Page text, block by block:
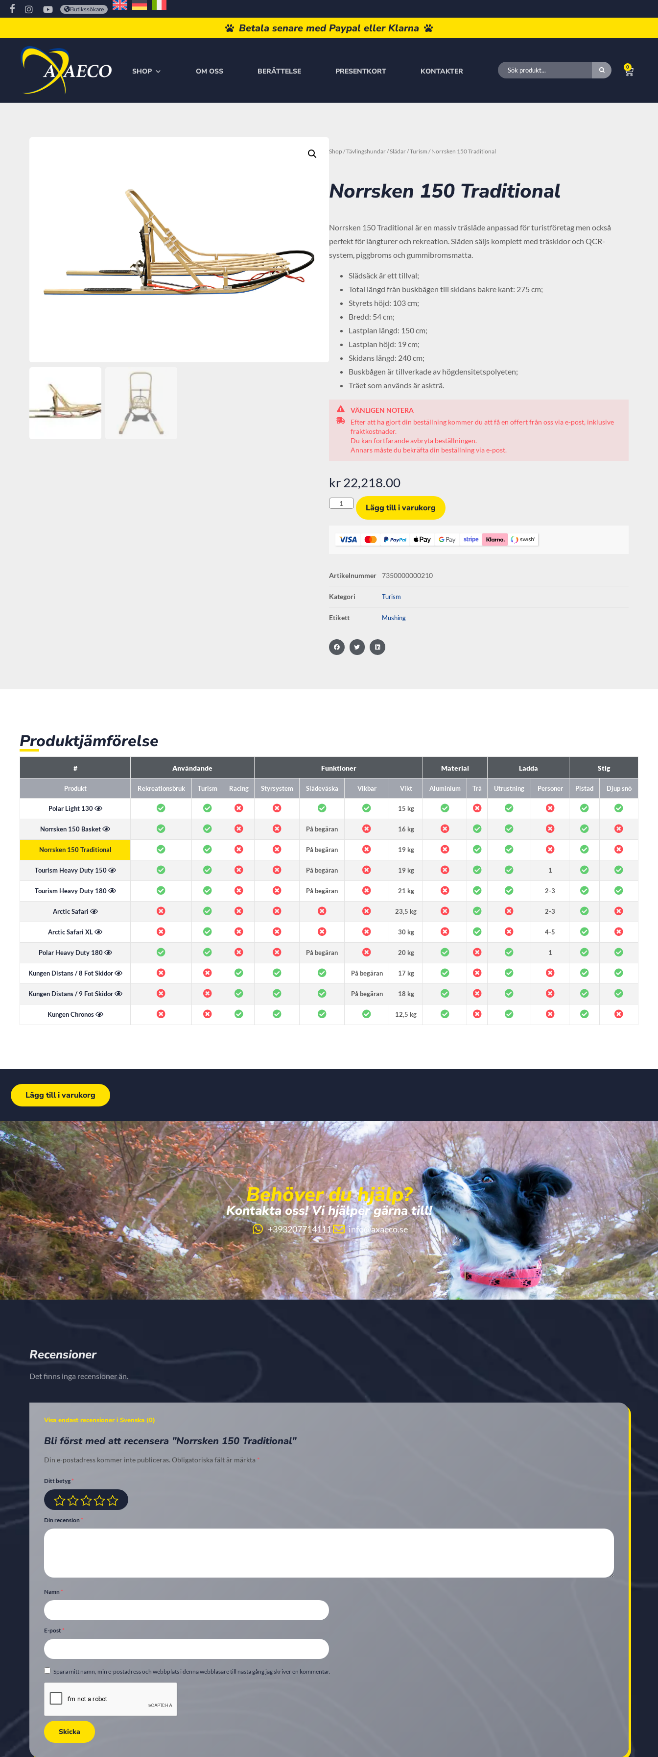
Butikssökare
Fri Frakt Över 960 Kr.
SHOP OM OSS BERÄTTELSE PRESENTKORT KONTAKTER 0
Shop /Tävlingshundar/Slädar/Turism / Norrsken 150 Traditional
Norrsken 150 Traditional
Norrsken 150 Traditional är en massiv träsläde anpassad för turistföretag men också
perfekt för långturer och rekreation. Släden säljs komplett med träskidor och QCR-
system, piggbroms och gummibromsmatta.
Slädsäck är ett tillval;
Total längd från buskbågen till skidans bakre kant: 275 cm;
Styrets höjd: 103 cm;
Bredd: 54 cm;
Lastplan längd: 150 cm;
Lastplan höjd: 19 cm;
Skidans längd: 240 cm;
Buskbågen är tillverkade av högdensitetspolyeten;
Träet som används är askträ.
VÄNLIGEN NOTERA
Efter att ha gjort din beställning kommer du att få en offert från oss via e-post, inklusive
fraktkostnader.
Du kan fortfarande avbryta beställningen.
Annars måste du bekräfta din beställning via e-post.
kr22,218.00
Lägg till i varukorg
Artikelnummer 7350000000210
Kategori Turism
Etikett Mushing
Produktjämförelse
# Användande Funktioner Material Ladda Stig
Produkt Rekreationsbruk Turism Racing Styrsystem Slädeväska Vikbar Vikt Aluminium Trä Utrustning Personer Pistad Djup snö
Polar Light 130 15 kg
Norrsken 150 Basket På begäran 16 kg
Norrsken 150 Traditional På begäran 19 kg
Tourism Heavy Duty 150 På begäran 19 kg 1
Tourism Heavy Duty 180 På begäran 21 kg 2-3
Arctic Safari 23,5 kg 2-3
Arctic Safari XL 30 kg 4-5
Polar Heavy Duty 180 På begäran 20 kg 1
Kungen Distans / 8 Fot Skidor På begäran 17 kg
Kungen Distans / 9 Fot Skidor På begäran 18 kg
Kungen Chronos 12,5 kg
Lägg till i varukorg
Behöver du hjälp?
Kontakta oss! Vi hjälper gärna till!
+393207714111 info@axaeco.se
Recensioner
Det finns inga recensioner än.
Visa endast recensioner i Svenska (0)
Bli först med att recensera ”Norrsken 150 Traditional”
Din e-postadress kommer inte publiceras. Obligatoriska fält är märkta *
Ditt betyg *
Din recension *
Namn *
E-post *
Spara mitt namn, min e-postadress och webbplats i denna webbläsare till nästa gång jag skriver en kommentar.